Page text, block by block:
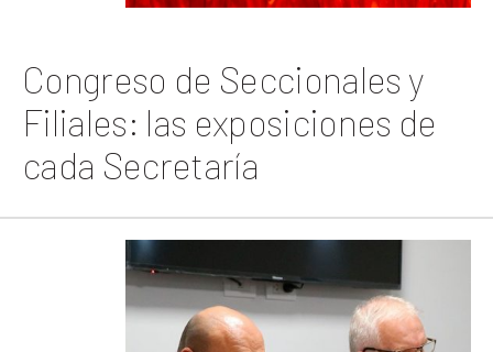
Congreso de Seccionales y
Filiales: las exposiciones de
cada Secretaría